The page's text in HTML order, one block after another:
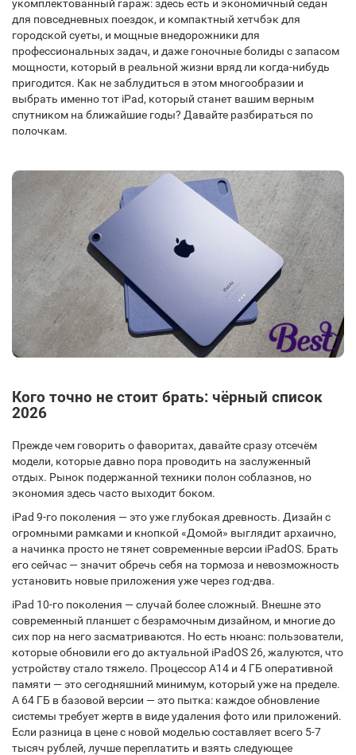
укомплектованный гараж: здесь есть и экономичный седан
для повседневных поездок, и компактный хетчбэк для
городской суеты, и мощные внедорожники для
профессиональных задач, и даже гоночные болиды с запасом
мощности, который в реальной жизни вряд ли когда-нибудь
пригодится. Как не заблудиться в этом многообразии и
выбрать именно тот iPad, который станет вашим верным
спутником на ближайшие годы? Давайте разбираться по
полочкам.
Кого точно не стоит брать: чёрный список
2026
Прежде чем говорить о фаворитах, давайте сразу отсечём
модели, которые давно пора проводить на заслуженный
отдых. Рынок подержанной техники полон соблазнов, но
экономия здесь часто выходит боком.
iPad 9-го поколения — это уже глубокая древность. Дизайн с
огромными рамками и кнопкой «Домой» выглядит архаично,
а начинка просто не тянет современные версии iPadOS. Брать
его сейчас — значит обречь себя на тормоза и невозможность
установить новые приложения уже через год-два.
iPad 10-го поколения — случай более сложный. Внешне это
современный планшет с безрамочным дизайном, и многие до
сих пор на него засматриваются. Но есть нюанс: пользователи,
которые обновили его до актуальной iPadOS 26, жалуются, что
устройству стало тяжело. Процессор A14 и 4 ГБ оперативной
памяти — это сегодняшний минимум, который уже на пределе.
А 64 ГБ в базовой версии — это пытка: каждое обновление
системы требует жертв в виде удаления фото или приложений.
Если разница в цене с новой моделью составляет всего 5-7
тысяч рублей, лучше переплатить и взять следующее